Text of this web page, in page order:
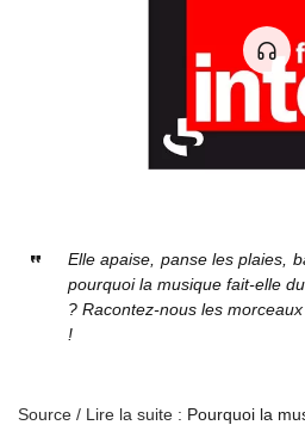
Elle apaise, panse les plaies,
pourquoi la musique fait-elle
? Racontez-nous les
!
Source / Lire la suite : Pourquoi la